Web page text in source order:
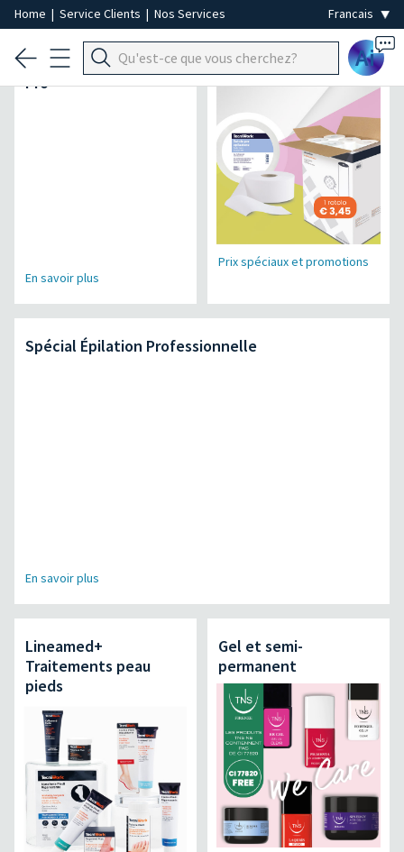
Home | Service Clients | Nos Services
Ai
Micromoteur Air Power
Pro
En savoir plus
Spécial Jetable
Prix spéciaux et promotions
Spécial Épilation Professionnelle
En savoir plus
Lineamed+
Traitements peau
pieds
Gel et semi-
permanent